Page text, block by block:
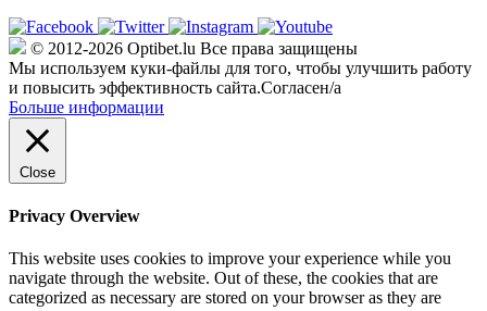
© 2012-2026 Optibet.lu Все права защищены
Мы используем куки-файлы для того, чтобы улучшить работу
и повысить эффективность сайта.Согласен/а
Больше информации
Close
Privacy Overview
This website uses cookies to improve your experience while you
navigate through the website. Out of these, the cookies that are
categorized as necessary are stored on your browser as they are